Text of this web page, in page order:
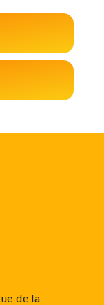
de la